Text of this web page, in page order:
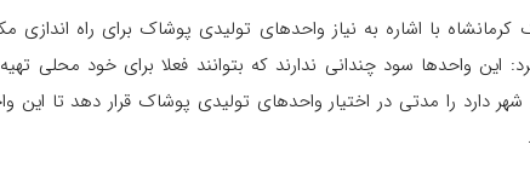
کرمانشاه با اشاره به نیاز واحدهای تولیدی پوشاک برای راه اندازی
واحدها سود چندانی ندارند که بتوانند فعلا برای خود محلی تهیه
دارد را مدتی در اختیار واحدهای تولیدی پوشاک قرار دهد تا این